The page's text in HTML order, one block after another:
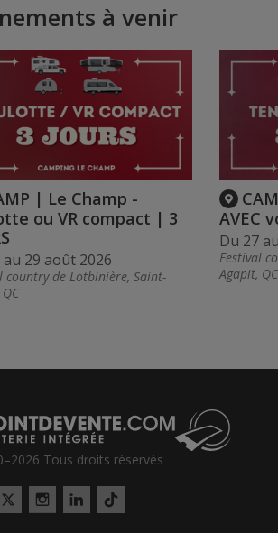
à venir
| Le Champ -
ou VR compact | 3
au 29 août 2026
country de Lotbinière, Saint-
AVEC
Du 27
Festival
Agapit, QC
Tous droits réservés
InstagramLinkedIn
Tiktok